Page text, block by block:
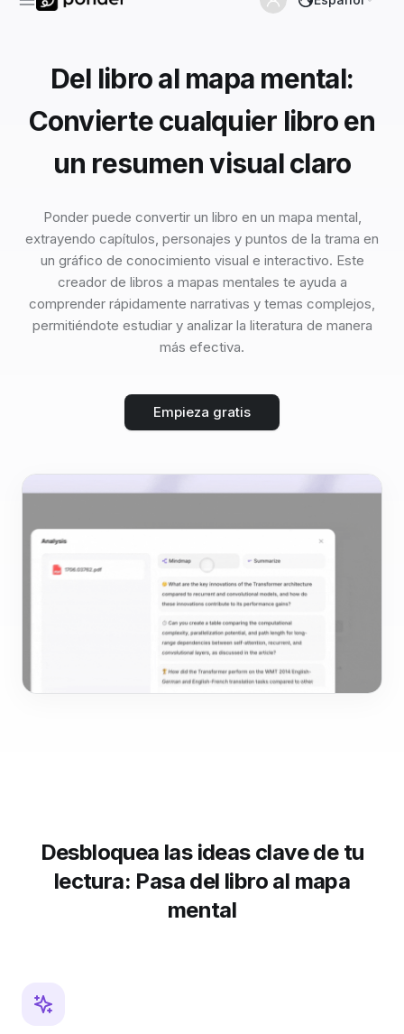
Del libro al mapa mental:
Convierte cualquier libro en
un resumen visual claro
Ponder puede convertir un libro en un mapa mental,
extrayendo capítulos, personajes y puntos de la trama en
un gráfico de conocimiento visual e interactivo. Este
creador de libros a mapas mentales te ayuda a
comprender rápidamente narrativas y temas complejos,
permitiéndote estudiar y analizar la literatura de manera
más efectiva.
Empieza gratis
Desbloquea las ideas clave de tu
lectura: Pasa del libro al mapa
mental